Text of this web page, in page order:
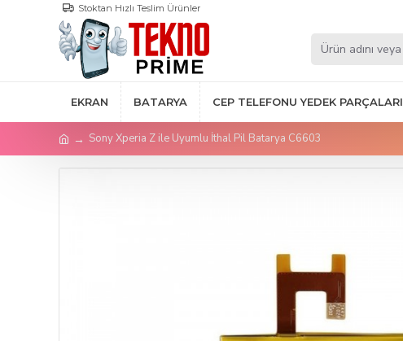
Stoktan Hızlı Teslim Ürünler
EKRAN BATARYA CEP TELEFONU YEDEK PARÇALARI
Sony Xperia Z ile Uyumlu İthal Pil Batarya C6603